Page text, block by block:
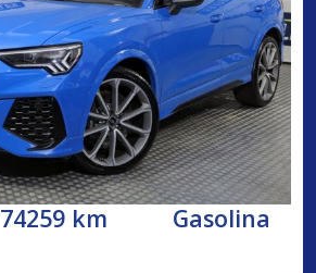
74259 km Gasolina